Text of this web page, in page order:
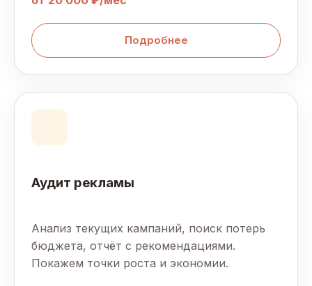
Подробнее
Аудит рекламы
Анализ текущих кампаний, поиск потерь
бюджета, отчёт с рекомендациями.
Покажем точки роста и экономии.